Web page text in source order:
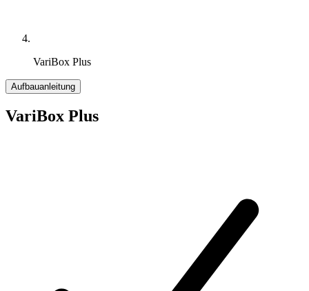
VariBox Plus
Aufbauanleitung
VariBox Plus